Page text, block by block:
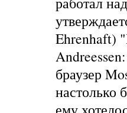
Ehrenhaft)
браузер
настолько